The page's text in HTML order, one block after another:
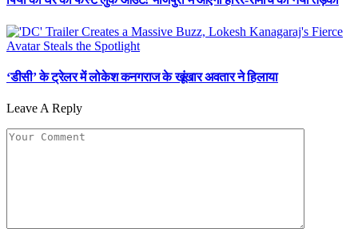
‘डीसी’ के ट्रेलर में लोकेश कनगराज के खूंखार अवतार ने हिलाया
Leave A Reply